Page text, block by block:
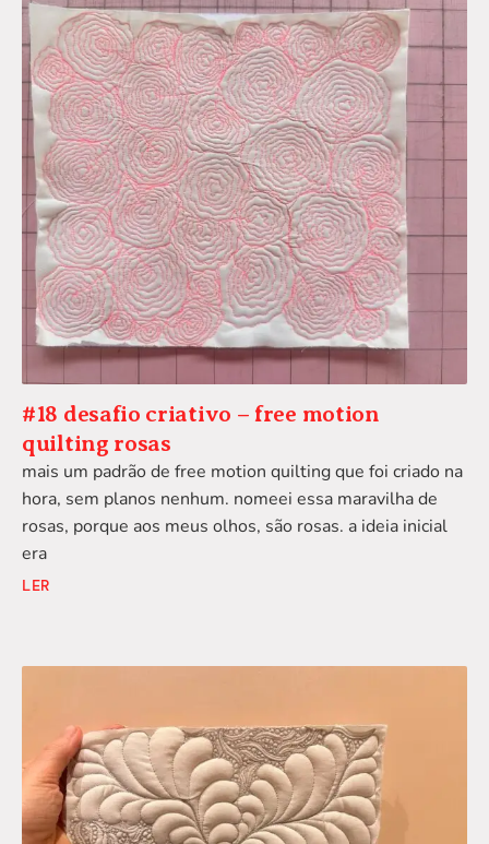
#18 desafio criativo – free motion
quilting rosas
mais um padrão de free motion quilting que foi criado na
hora, sem planos nenhum. nomeei essa maravilha de
rosas, porque aos meus olhos, são rosas. a ideia inicial
era
LER